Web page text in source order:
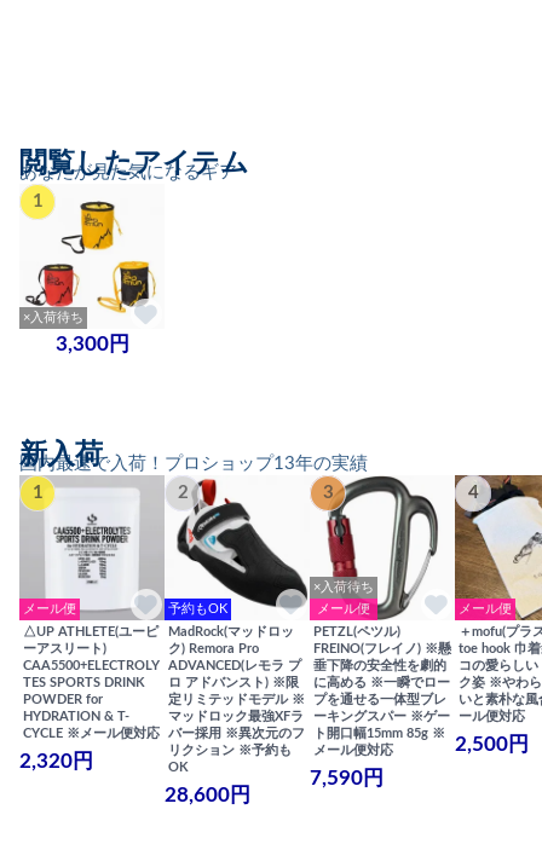
あなたが見た気になるギア
閲覧したアイテム
1
×入荷待ち
3,300円
国内最速で入荷！プロショップ13年の実績
新入荷
1
メール便
△UP ATHLETE(ユーピ
ーアスリート)
CAA5500+ELECTROLY
TES SPORTS DRINK
POWDER for
HYDRATION & T-
CYCLE ※メール便対応
2,320円
2
予約もOK
MadRock(マッドロッ
ク) Remora Pro
ADVANCED(レモラ プ
ロ アドバンスト) ※限
定リミテッドモデル ※
マッドロック最強XFラ
バー採用 ※異次元のフ
リクション ※予約も
OK
28,600円
3
×入荷待ち
メール便
PETZL(ペツル)
FREINO(フレイノ) ※懸
垂下降の安全性を劇的
に高める ※一瞬でロー
プを通せる一体型ブレ
ーキングスパー ※ゲー
ト開口幅15mm 85g ※
メール便対応
7,590円
4
メール便
＋mofu(プラ
toe hook 巾
コの愛らしい
ク姿 ※やわ
いと素朴な
ール便対応
2,500円